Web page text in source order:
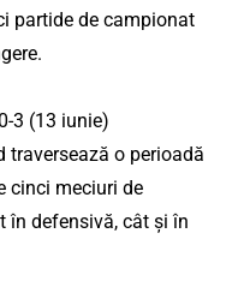
partide de campionat
3 (13 iunie)
traversează o perioadă
cinci meciuri de
în defensivă, cât și în